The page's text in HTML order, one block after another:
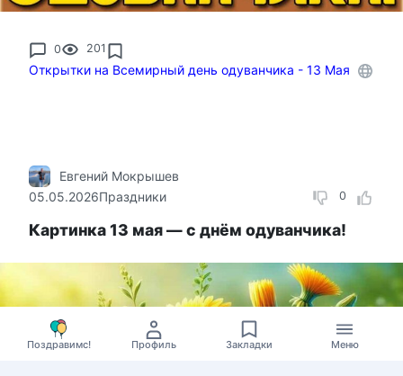
0 201
Открытки на Всемирный день одуванчика - 13 Мая
0
Евгений Мокрышев
05.05.2026Праздники
Картинка 13 мая — с днём одуванчика!
Поздравимс! Профиль Закладки Меню